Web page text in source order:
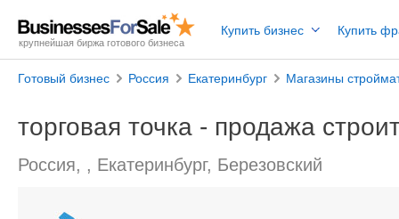
крупнейшая биржа готового бизнеса
Купить бизнес Купить
Готовый бизнес Россия Екатеринбург Магазины
торговая точка - продажа
Россия, , Екатеринбург, Березовский